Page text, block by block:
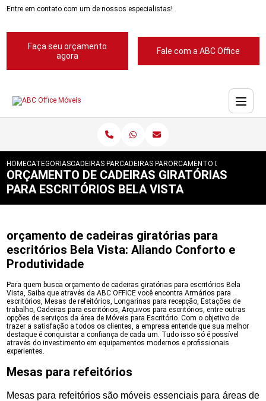
Entre em contato com um de nossos especialistas!
Faça seu orçamento
agora
Fale com a ABC Office
HOMECATEGORIASCADEIRAS PARA ESCRITORIOS
CADEIRAS PARA ESCRITORIO
ORCAMENTO DE CADEIRAS
ORÇAMENTO DE CADEIRAS GIRATÓRIAS
PARA ESCRITÓRIOS BELA VISTA
orçamento de cadeiras giratórias para
escritórios Bela Vista: Aliando Conforto e
Produtividade
Para quem busca orçamento de cadeiras giratórias para escritórios Bela
Vista, Saiba que através da ABC OFFICE você encontra Armários para
escritórios, Mesas de refeitórios, Longarinas para recepção, Estações de
trabalho, Cadeiras para escritórios, Arquivos para escritórios, entre outras
opções de serviços da área de Móveis para Escritório. Com o objetivo de
trazer a satisfação a todos os clientes, a empresa entende que sua melhor
destaque é conquistar a confiança de cada um. Tudo isso só é possível
através do investimento em equipamentos modernos e profissionais
experientes.
Mesas para refeitórios
Mesas para refeitórios são móveis essenciais para áreas de